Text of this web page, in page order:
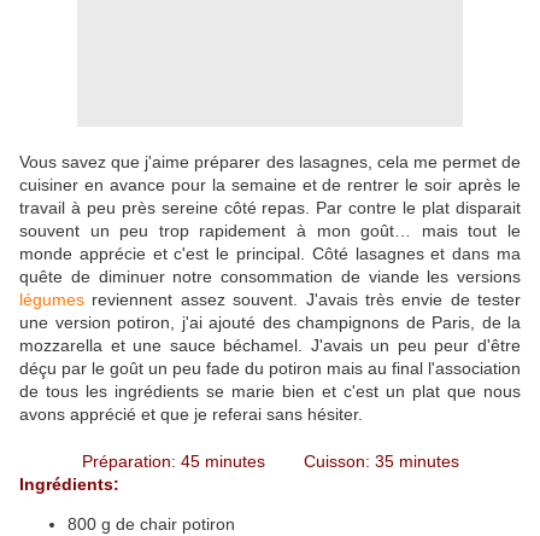
Vous savez que j'aime préparer des lasagnes, cela me permet de
cuisiner en avance pour la semaine et de rentrer le soir après le
travail à peu près sereine côté repas. Par contre le plat disparait
souvent un peu trop rapidement à mon goût… mais tout le
monde apprécie et c'est le principal. Côté lasagnes et dans ma
quête de diminuer notre consommation de viande les versions
légumes reviennent assez souvent. J'avais très envie de tester
une version potiron, j'ai ajouté des champignons de Paris, de la
mozzarella et une sauce béchamel. J'avais un peu peur d'être
déçu par le goût un peu fade du potiron mais au final l'association
de tous les ingrédients se marie bien et c'est un plat que nous
avons apprécié et que je referai sans hésiter.
Préparation: 45 minutes Cuisson: 35 minutes
Ingrédients:
800 g de chair potiron